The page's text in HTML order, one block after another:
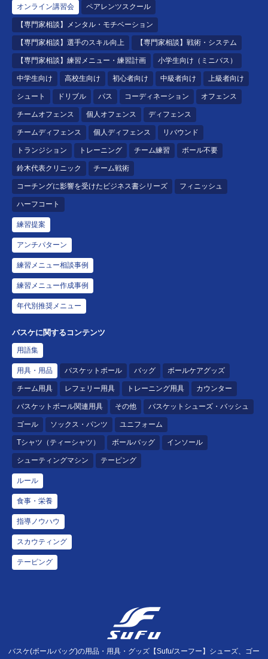
オンライン講習会 ペアレンツスクール
【専門家相談】メンタル・モチベーション
【専門家相談】選手のスキル向上 【専門家相談】戦術・システム
【専門家相談】練習メニュー・練習計画 小学生向け（ミニバス）
中学生向け 高校生向け 初心者向け 中級者向け 上級者向け
シュート ドリブル パス コーディネーション オフェンス
チームオフェンス 個人オフェンス ディフェンス
チームディフェンス 個人ディフェンス リバウンド
トランジション トレーニング チーム練習 ボール不要
鈴木代表クリニック チーム戦術
コーチングに影響を受けたビジネス書シリーズ フィニッシュ
ハーフコート
練習提案
アンチパターン
練習メニュー相談事例
練習メニュー作成事例
年代別推奨メニュー
バスケに関するコンテンツ
用語集
用具・用品 バスケットボール バッグ ボールケアグッズ
チーム用具 レフェリー用具 トレーニング用具 カウンター
バスケットボール関連用具 その他 バスケットシューズ・バッシュ
ゴール ソックス・パンツ ユニフォーム
Tシャツ（ティーシャツ） ボールバッグ インソール
シューティングマシン テーピング
ルール
食事・栄養
指導ノウハウ
スカウティング
テーピング
バスケ(ボールバッグ)の用品・用具・グッズ【Sufu/スーフー】シューズ、ゴー